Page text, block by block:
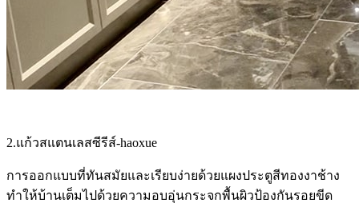
2.แก้วสแตนเลสซีรีส์-haoxue
การออกแบบที่ทันสมัยและเรียบง่ายด้วยแผงประตูสีทองงาช้าง
ทำให้บ้านเต็มไปด้วยความอบอุ่นกระจกพื้นผิวป้องกันรอยขีด